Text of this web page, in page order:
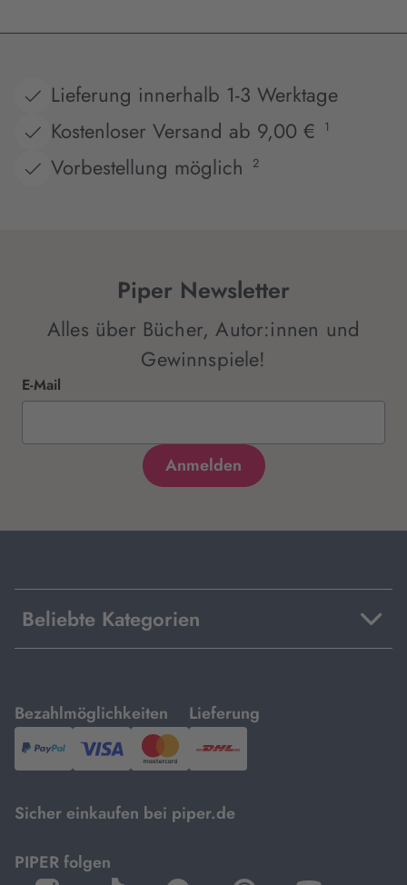
Lieferung innerhalb 1-3 Werktage
Kostenloser Versand ab 9,00 €
1
Vorbestellung möglich 2
Piper Newsletter
Alles über Bücher, Autor:innen und
Gewinnspiele!
E-Mail
Beliebte Kategorien
Bezahlmöglichkeiten
mit
PayPal,Visa
und
Lieferung
mit
DHL.
Sicher einkaufen bei piper.de
PIPER folgen